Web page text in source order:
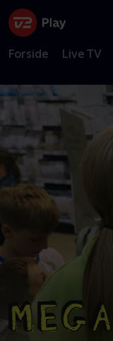
Forside Live TV